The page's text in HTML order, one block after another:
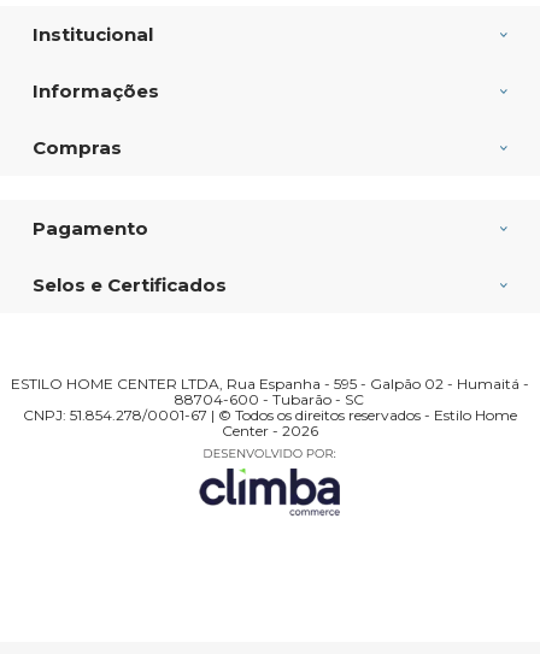
Institucional
Informações
Compras
Pagamento
Selos e Certificados
ESTILO HOME CENTER LTDA, Rua Espanha - 595 - Galpão 02 - Humaitá -
88704-600 - Tubarão - SC
CNPJ: 51.854.278/0001-67 | © Todos os direitos reservados - Estilo Home
Center - 2026